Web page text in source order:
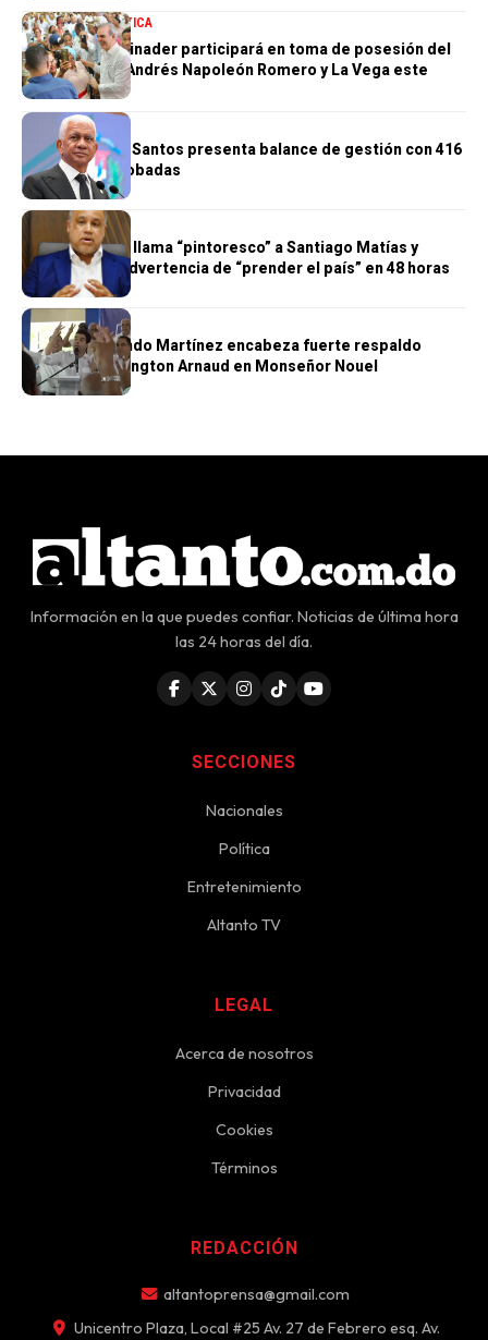
NACIONALESPOLÍTICA
Presidente Abinader participará en toma de posesión del
nuevo obispo Andrés Napoleón Romero y La Vega este
sábado
POLÍTICA
Ricardo de los Santos presenta balance de gestión con 416
iniciativas aprobadas
POLÍTICA
Miguel Valerio llama “pintoresco” a Santiago Matías y
cuestiona su advertencia de “prender el país” en 48 horas
POLÍTICA
Diputado Orlando Martínez encabeza fuerte respaldo
político a Wellington Arnaud en Monseñor Nouel
Información en la que puedes confiar. Noticias de última hora
las 24 horas del día.
SECCIONES
Nacionales
Política
Entretenimiento
Altanto TV
LEGAL
Acerca de nosotros
Privacidad
Cookies
Términos
REDACCIÓN
altantoprensa@gmail.com
Unicentro Plaza, Local #25 Av. 27 de Febrero esq. Av.